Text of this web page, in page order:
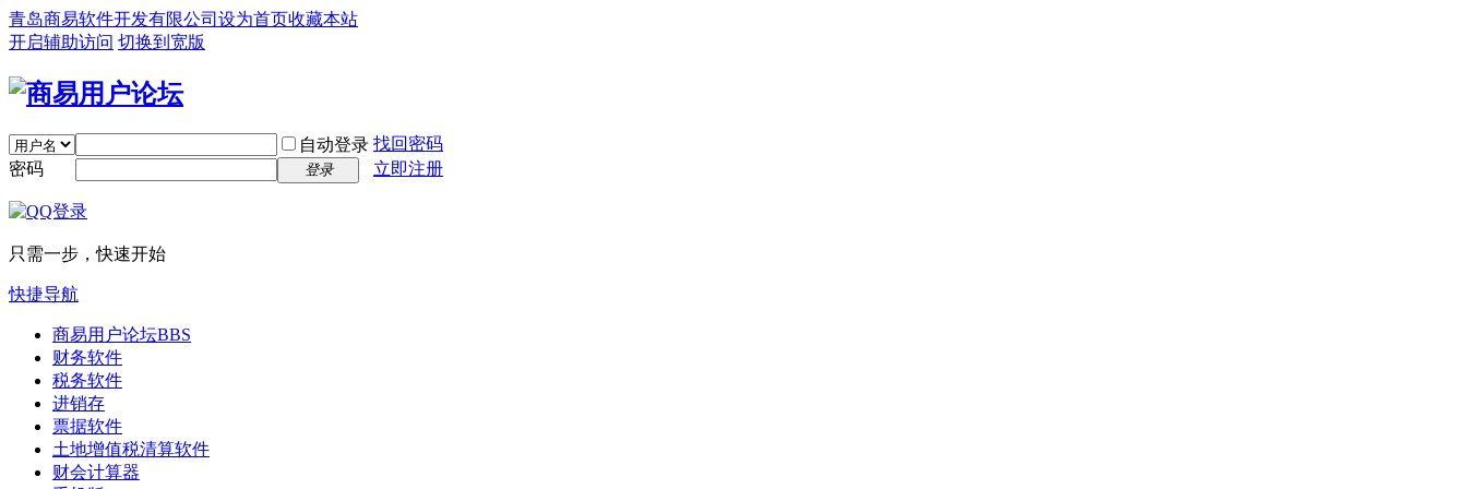
青岛商易软件开发有限公司 设为首页收藏本站
开启辅助访问 切换到宽版
自动登录 找回密码
密码
登录 立即注册
只需一步，快速开始
快捷导航
商易用户论坛BBS
财务软件
税务软件
进销存
票据软件
土地增值税清算软件
财会计算器